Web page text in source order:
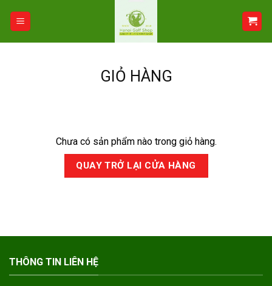
GIỎ HÀNG
Chưa có sản phẩm nào trong giỏ hàng.
QUAY TRỞ LẠI CỬA HÀNG
THÔNG TIN LIÊN HỆ